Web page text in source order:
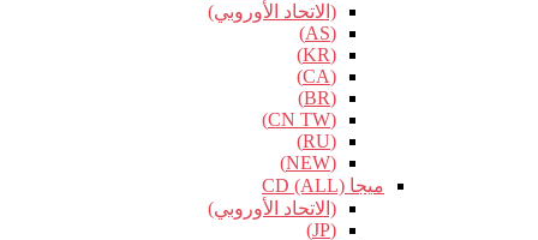
(الاتحاد الأوروبي)
(AS)
(KR)
(CA)
(BR)
(CN TW)
(RU)
(NEW)
ميجا CD (ALL)
(الاتحاد الأوروبي)
(JP)